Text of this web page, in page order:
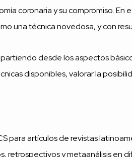
coronaria y su compromiso. En
una técnica novedosa, y con
desde los aspectos
disponibles, valorar la
para artículos de revistas
retrospectivos y metaanálisis en